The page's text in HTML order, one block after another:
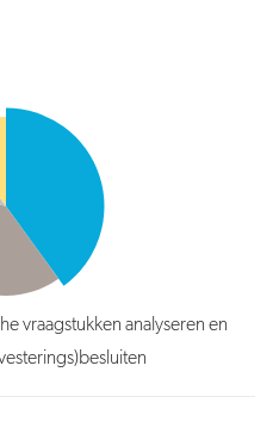
vraagstukken analyseren en